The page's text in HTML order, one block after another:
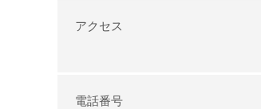
アクセス
電話番号